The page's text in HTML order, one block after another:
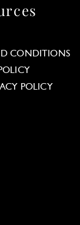
CONDITIONS
POLICY